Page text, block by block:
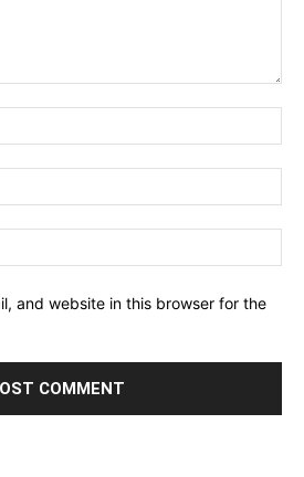
and website in this browser for the